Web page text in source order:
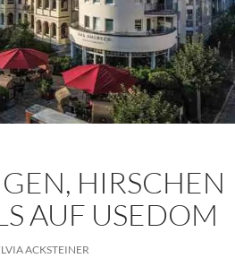
HIRSCHEN
AUF USEDOM
ACKSTEINER